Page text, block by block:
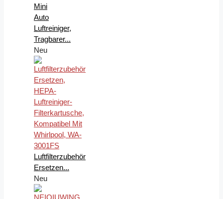
Mini
Auto
Luftreiniger,
Tragbarer...
Neu
Luftfilterzubehör
Ersetzen...
Neu